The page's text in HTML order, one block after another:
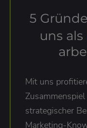
5
uns als
Mit uns
strategischer
Marketing-